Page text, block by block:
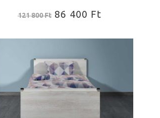
121 800Ft 86 400 Ft